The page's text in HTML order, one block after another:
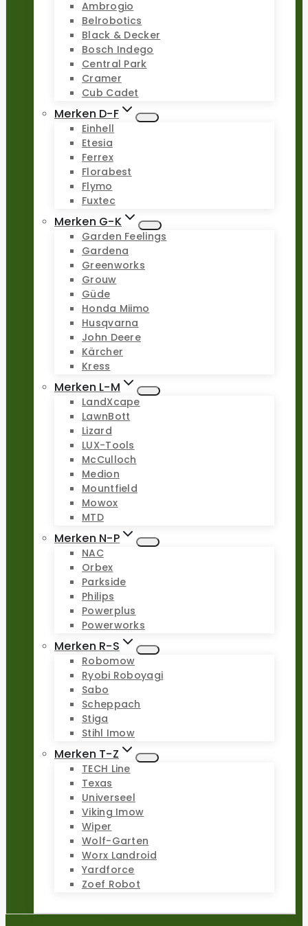
Ambrogio
Belrobotics
Black & Decker
Bosch Indego
Central Park
Cramer
Cub Cadet
Merken D-F
Einhell
Etesia
Ferrex
Florabest
Flymo
Fuxtec
Merken G-K
Garden Feelings
Gardena
Greenworks
Grouw
Güde
Honda Miimo
Husqvarna
John Deere
Kärcher
Kress
Merken L-M
LandXcape
LawnBott
Lizard
LUX-Tools
McCulloch
Medion
Mountfield
Mowox
MTD
Merken N-P
NAC
Orbex
Parkside
Philips
Powerplus
Powerworks
Merken R-S
Robomow
Ryobi Roboyagi
Sabo
Scheppach
Stiga
Stihl Imow
Merken T-Z
TECH Line
Texas
Universeel
Viking Imow
Wiper
Wolf-Garten
Worx Landroid
Yardforce
Zoef Robot